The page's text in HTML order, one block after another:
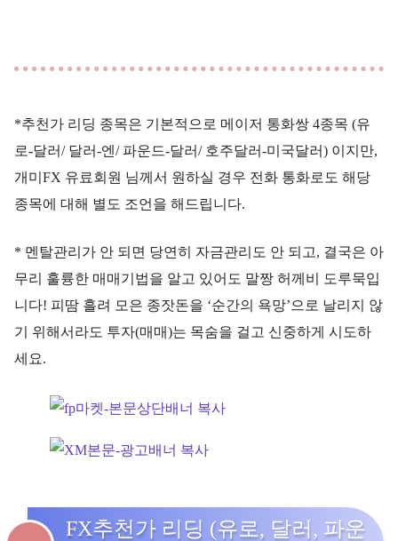
*추천가 리딩 종목은 기본적으로 메이저 통화쌍 4종목 (유
로-달러/ 달러-엔/ 파운드-달러/ 호주달러-미국달러) 이지만,
개미FX 유료회원 님께서 원하실 경우 전화 통화로도 해당
종목에 대해 별도 조언을 해드립니다.
* 멘탈관리가 안 되면 당연히 자금관리도 안 되고, 결국은 아
무리 훌륭한 매매기법을 알고 있어도 말짱 허께비 도루묵입
니다! 피땀 흘려 모은 종잣돈을 ‘순간의 욕망’으로 날리지 않
기 위해서라도 투자(매매)는 목숨을 걸고 신중하게 시도하
세요.
FX추천가 리딩 (유로, 달러, 파운